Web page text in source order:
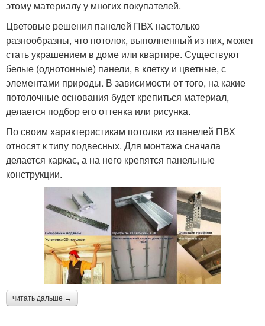
этому материалу у многих покупателей.
Цветовые решения панелей ПВХ настолько
разнообразны, что потолок, выполненный из них, может
стать украшением в доме или квартире. Существуют
белые (однотонные) панели, в клетку и цветные, с
элементами природы. В зависимости от того, на какие
потолочные основания будет крепиться материал,
делается подбор его оттенка или рисунка.
По своим характеристикам потолки из панелей ПВХ
относят к типу подвесных. Для монтажа сначала
делается каркас, а на него крепятся панельные
конструкции.
читать дальше →